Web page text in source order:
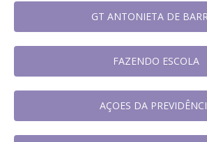
GT ANTONIETA DE
FAZENDO ESCOLA
AÇOES DA